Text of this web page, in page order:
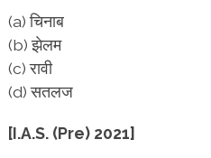
(a) चिनाब
(b) झेलम
(c) रावी
(d) सतलज
[I.A.S. (Pre) 2021]